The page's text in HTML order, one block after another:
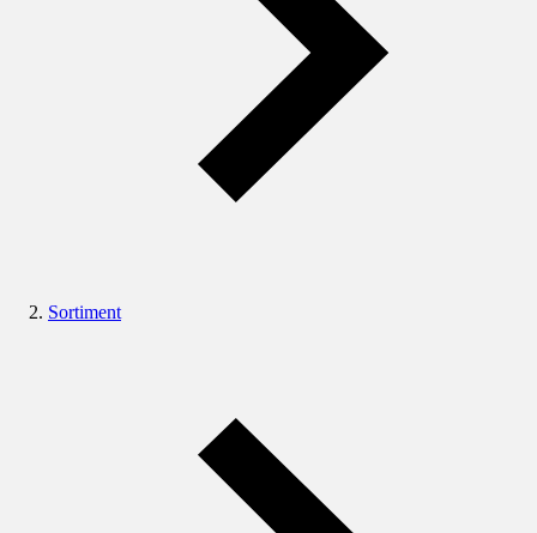
Sortiment